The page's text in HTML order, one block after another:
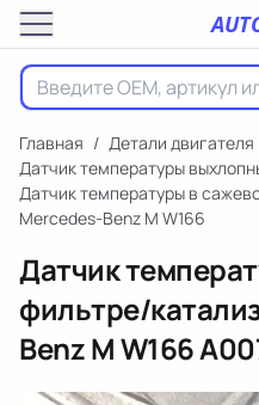
Главная / Детали двигателя
Датчик температуры
Датчик температуры в
Mercedes-Benz M W166
Датчик
фильтре/
Benz M W166